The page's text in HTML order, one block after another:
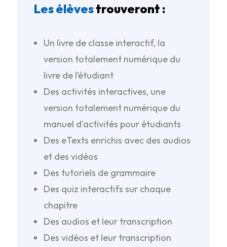
Les élèvestrouveront :
Un livre de classe interactif, la
version totalement numérique du
livre de l’étudiant
Des activités interactives, une
version totalement numérique du
manuel d'activités pour étudiants
Des eTexts enrichis avec des audios
et des vidéos
Des tutoriels de grammaire
Des quiz interactifs sur chaque
chapitre
Des audios et leur transcription
Des vidéos et leur transcription